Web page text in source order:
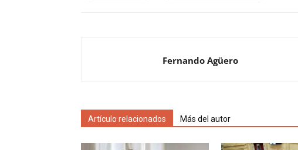
Fernando Agüero
Artículo relacionados Más del autor